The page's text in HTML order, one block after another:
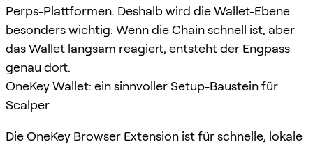
Perps-Plattformen. Deshalb wird die Wallet-Ebene
besonders wichtig: Wenn die Chain schnell ist, aber
das Wallet langsam reagiert, entsteht der Engpass
genau dort.
OneKey Wallet: ein sinnvoller Setup-Baustein für
Scalper
Die OneKey Browser Extension ist für schnelle, lokale